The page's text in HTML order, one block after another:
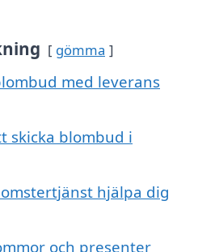
gömma
med leverans
skicka blombud i
hjälpa dig
och presenter